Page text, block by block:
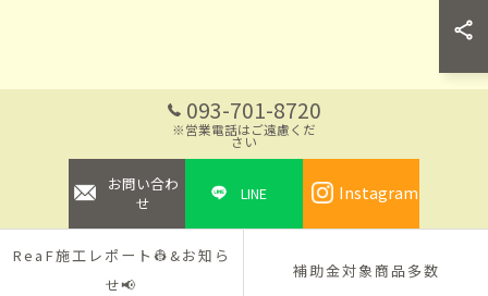
093-701-8720
※営業電話はご遠慮くだ
さい
お問い合わ
せ
LINE Instagram
ReaF施工レポート👷&お知ら
せ📢
補助金対象商品多数